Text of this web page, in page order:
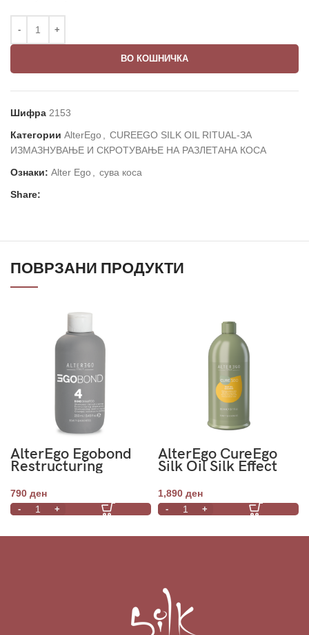
ВО КОШНИЧКА
Шифра 2153
Категории AlterEgo
CUREEGO SILK OIL RITUAL-ЗА
ИЗМАЗНУВАЊЕ И СКРОТУВАЊЕ НА РАЗЛЕТАНА КОСА
Ознаки: Alter Ego
сува коса
Share:
ПОВРЗАНИ ПРОДУКТИ
AlterEgo Egobond
Restructuring
Shampoo 250ml-
Чекор 4
790 ден
AlterEgo CureEgo
Silk Oil Silk Effect
1,890 ден